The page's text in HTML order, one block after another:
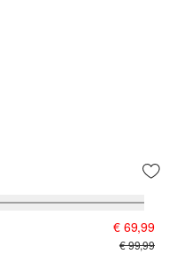
€ 69,99
€ 99,99